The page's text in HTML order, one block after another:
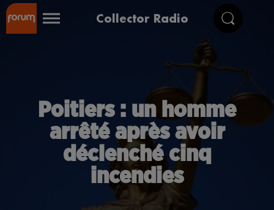
Collector Radio
Poitiers : un homme
arrêté après avoir
déclenché cinq
incendies